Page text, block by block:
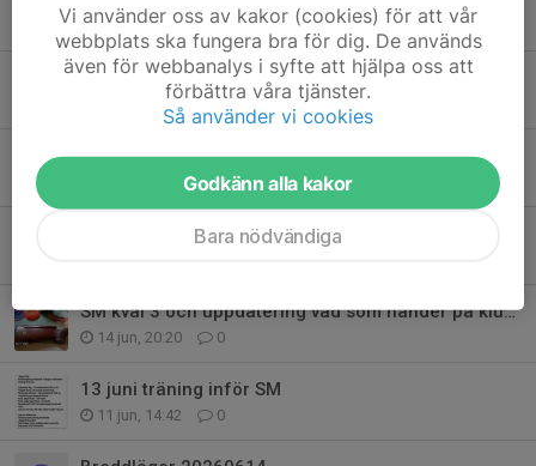
26 jul, 10:48 1
Extra öppet i Juli och arbetsdag
24 jul, 09:08 0
Information!
0
Nyheter i vapenlagstiftningen från 1 juni 2026
SM kval 3 och uppdatering vad som händer på klubben.
14 jun, 20:20 0
13 juni träning inför SM
11 jun, 14:42 0
Vi använder oss av kakor (cookies) för att vår
webbplats ska fungera bra för dig. De används
även för webbanalys i syfte att hjälpa oss att
förbättra våra tjänster.
Så använder vi cookies
Godkänn alla kakor
Bara nödvändiga